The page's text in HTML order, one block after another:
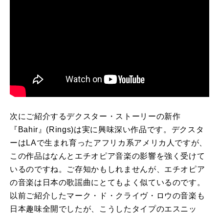
次にご紹介するデクスター・ストーリーの新作
『Bahir』(Rings)は実に興味深い作品です。デクスタ
ーはLAで生まれ育ったアフリカ系アメリカ人ですが、
この作品はなんとエチオピア音楽の影響を強く受けて
いるのですね。ご存知かもしれませんが、エチオピア
の音楽は日本の歌謡曲にとてもよく似ているのです。
以前ご紹介したマーク・ド・クライヴ・ロウの音楽も
日本趣味全開でしたが、こうしたタイプのエスニッ